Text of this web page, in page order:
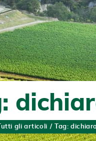
Tutti gli articoli Tag: